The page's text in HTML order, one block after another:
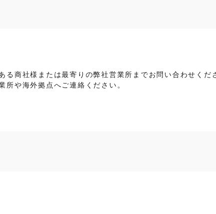
る商社様または最寄りの弊社営業所までお問い合わせくだ
や海外拠点へご連絡ください。